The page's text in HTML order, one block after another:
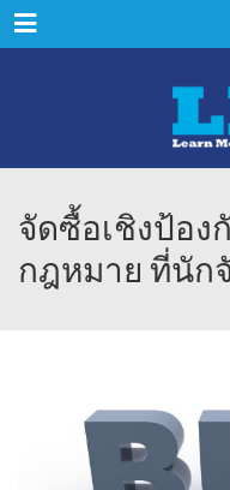
Menu
จัดซื้อเชิงป้อง
กฎหมาย ที่นัก